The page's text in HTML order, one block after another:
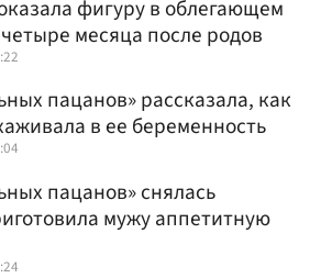
фигуру в облегающем
месяца после родов
пацанов» рассказала, как
в ее беременность
пацанов» снялась
мужу аппетитную